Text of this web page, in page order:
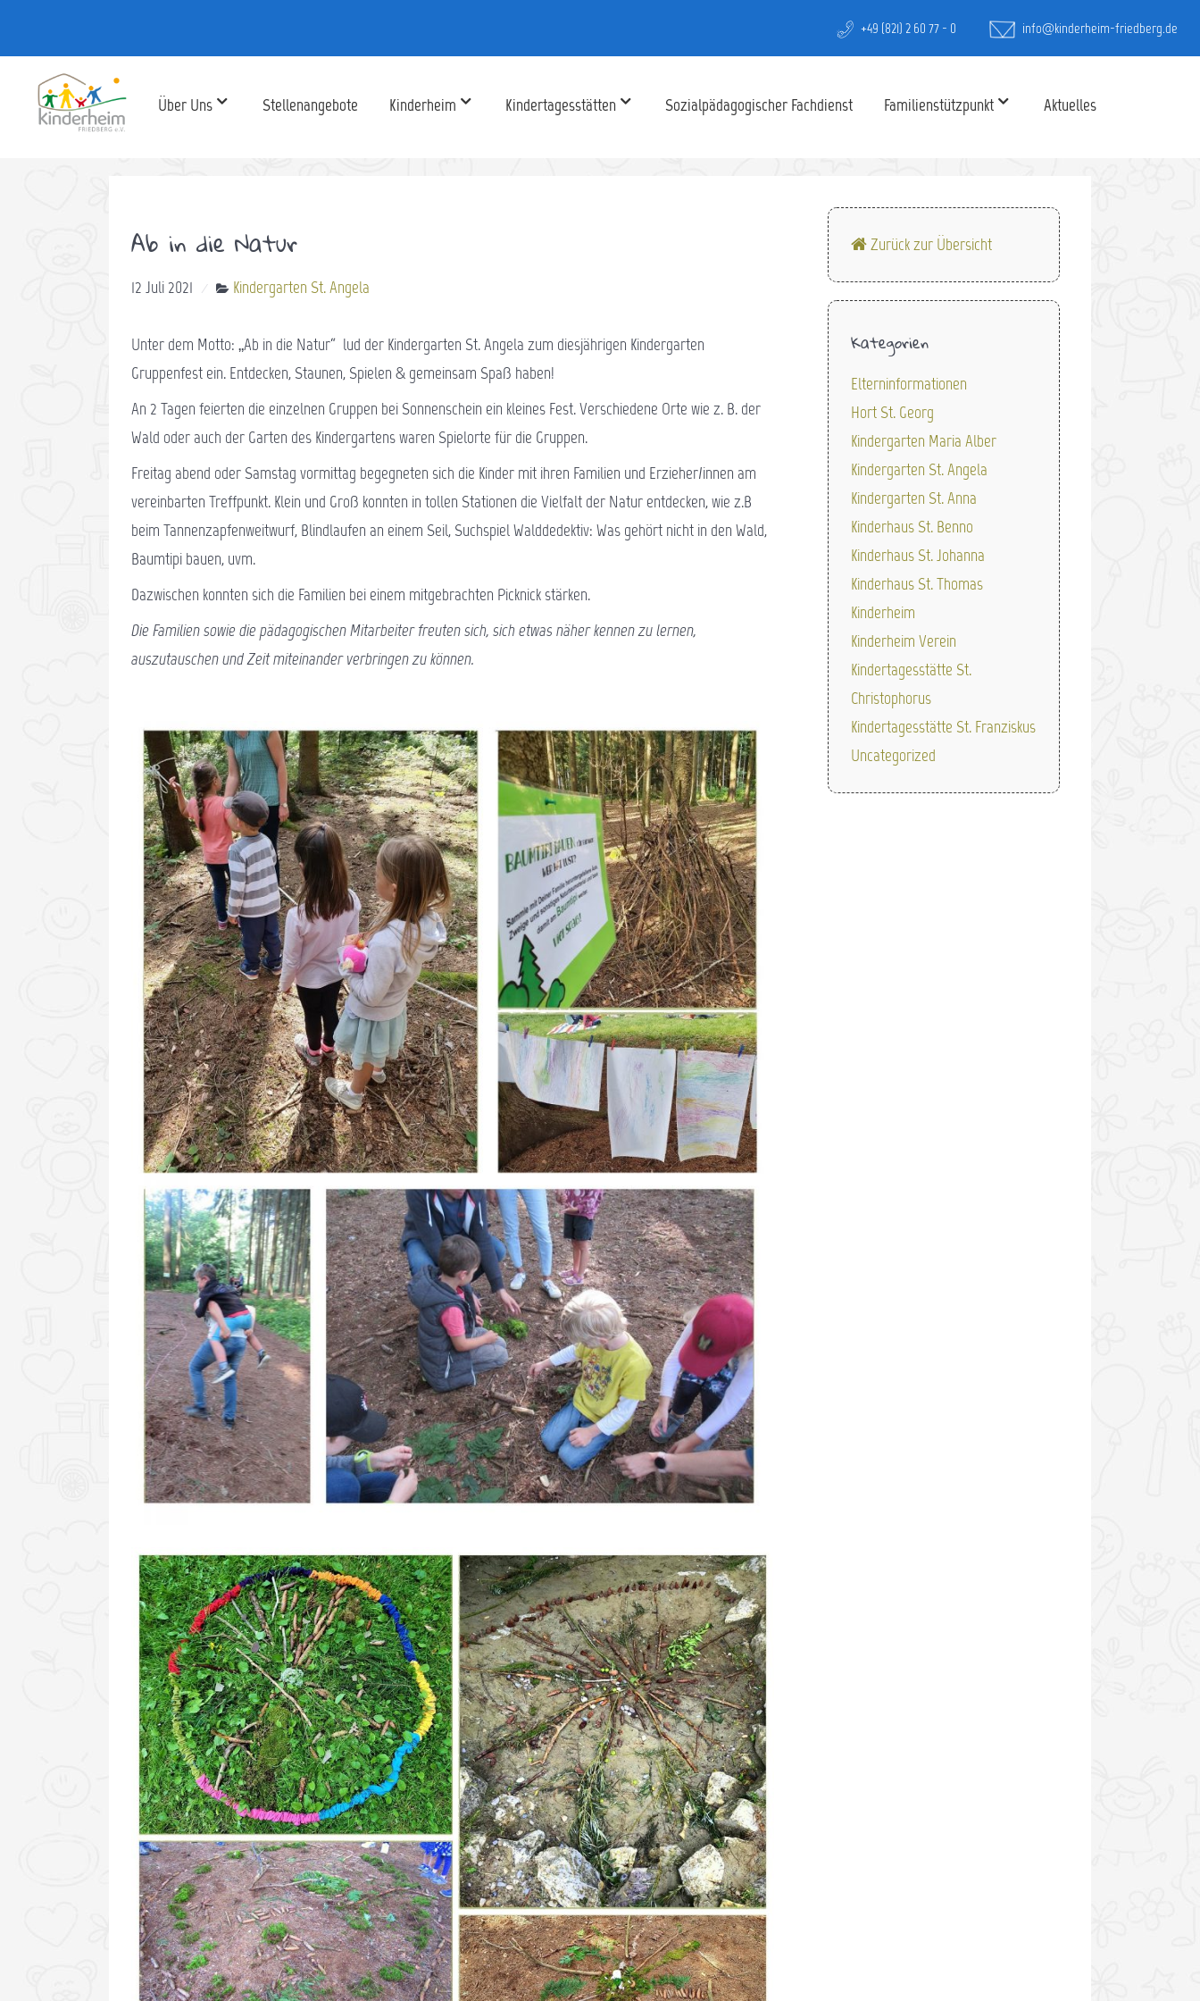
+49 (821) 2 60 77 - 0 info@kinderheim-friedberg.de
Über Uns Stellenangebote Kinderheim Kindertagesstätten Sozialpädagogischer Fachdienst Familienstützpunkt Aktuelles
Ab in die Natur
12 Juli 2021 Kindergarten St. Angela
Unter dem Motto: „Ab in die Natur“ lud der Kindergarten St. Angela zum diesjährigen Kindergarten
Gruppenfest ein. Entdecken, Staunen, Spielen & gemeinsam Spaß haben!
An 2 Tagen feierten die einzelnen Gruppen bei Sonnenschein ein kleines Fest. Verschiedene Orte wie z. B. der
Wald oder auch der Garten des Kindergartens waren Spielorte für die Gruppen.
Freitag abend oder Samstag vormittag begegneten sich die Kinder mit ihren Familien und Erzieher/innen am
vereinbarten Treffpunkt. Klein und Groß konnten in tollen Stationen die Vielfalt der Natur entdecken, wie z.B
beim Tannenzapfenweitwurf, Blindlaufen an einem Seil, Suchspiel Walddedektiv: Was gehört nicht in den Wald,
Baumtipi bauen, uvm.
Dazwischen konnten sich die Familien bei einem mitgebrachten Picknick stärken.
Die Familien sowie die pädagogischen Mitarbeiter freuten sich, sich etwas näher kennen zu lernen,
auszutauschen und Zeit miteinander verbringen zu können.
Zurück zur Übersicht
Kategorien
Elterninformationen
Hort St. Georg
Kindergarten Maria Alber
Kindergarten St. Angela
Kindergarten St. Anna
Kinderhaus St. Benno
Kinderhaus St. Johanna
Kinderhaus St. Thomas
Kinderheim
Kinderheim Verein
Kindertagesstätte St.
Christophorus
Kindertagesstätte St. Franziskus
Uncategorized